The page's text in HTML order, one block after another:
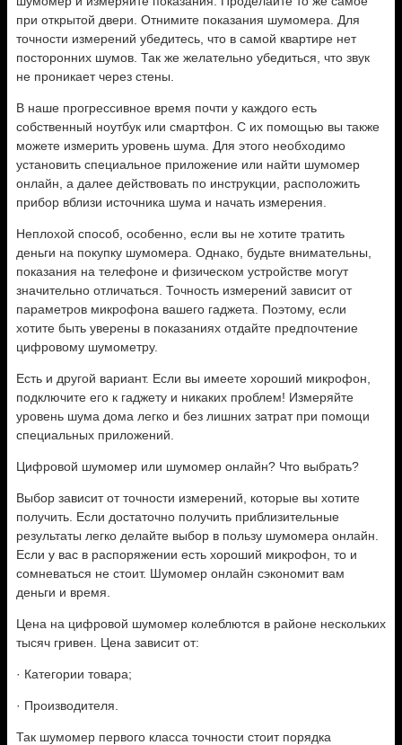
при открытой двери. Отнимите показания шумомера. Для
точности измерений убедитесь, что в самой квартире нет
посторонних шумов. Так же желательно убедиться, что звук
не проникает через стены.
В наше прогрессивное время почти у каждого есть
собственный ноутбук или смартфон. С их помощью вы также
можете измерить уровень шума. Для этого необходимо
установить специальное приложение или найти шумомер
онлайн, а далее действовать по инструкции, расположить
прибор вблизи источника шума и начать измерения.
Неплохой способ, особенно, если вы не хотите тратить
деньги на покупку шумомера. Однако, будьте внимательны,
показания на телефоне и физическом устройстве могут
значительно отличаться. Точность измерений зависит от
параметров микрофона вашего гаджета. Поэтому, если
хотите быть уверены в показаниях отдайте предпочтение
цифровому шумометру.
Есть и другой вариант. Если вы имеете хороший микрофон,
подключите его к гаджету и никаких проблем! Измеряйте
уровень шума дома легко и без лишних затрат при помощи
специальных приложений.
Цифровой шумомер или шумомер онлайн? Что выбрать?
Выбор зависит от точности измерений, которые вы хотите
получить. Если достаточно получить приблизительные
результаты легко делайте выбор в пользу шумомера онлайн.
Если у вас в распоряжении есть хороший микрофон, то и
сомневаться не стоит. Шумомер онлайн сэкономит вам
деньги и время.
Цена на цифровой шумомер колеблются в районе нескольких
тысяч гривен. Цена зависит от:
· Категории товара;
· Производителя.
Так шумомер первого класса точности стоит порядка